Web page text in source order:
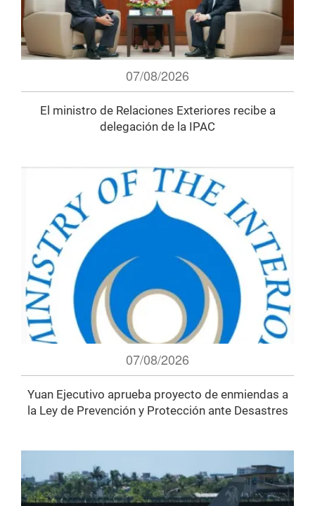
07/08/2026
El ministro de Relaciones Exteriores recibe a
delegación de la IPAC
07/08/2026
Yuan Ejecutivo aprueba proyecto de enmiendas a
la Ley de Prevención y Protección ante Desastres